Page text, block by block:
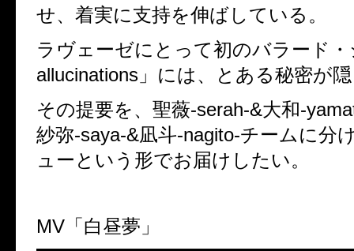
せ、着実に支持を伸ばしている。
ラヴェーゼにとって初のバラード
allucinations 」には、とある秘密が
その提要を、聖薇-serah-&大和-
紗弥-saya-&凪斗-nagito-チームに分
ューという形でお届けしたい。
MV 「白昼夢」